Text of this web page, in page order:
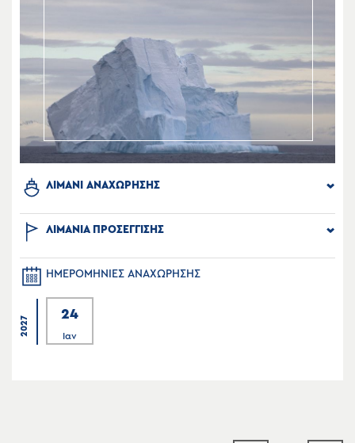
ΛΙΜΑΝΙ ΑΝΑΧΩΡΗΣΗΣ
ΛΙΜΑΝΙΑ ΠΡΟΣΕΓΓΙΣΗΣ
ΗΜΕΡΟΜΗΝΙΕΣ ΑΝΑΧΩΡΗΣΗΣ
2027
24
Ιαν